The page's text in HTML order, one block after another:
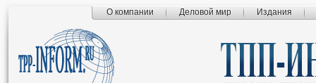
О компании Деловой мир Издания